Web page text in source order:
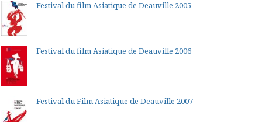
Festival du film Asiatique de Deauville 2005
Festival du film Asiatique de Deauville 2006
Festival du Film Asiatique de Deauville 2007